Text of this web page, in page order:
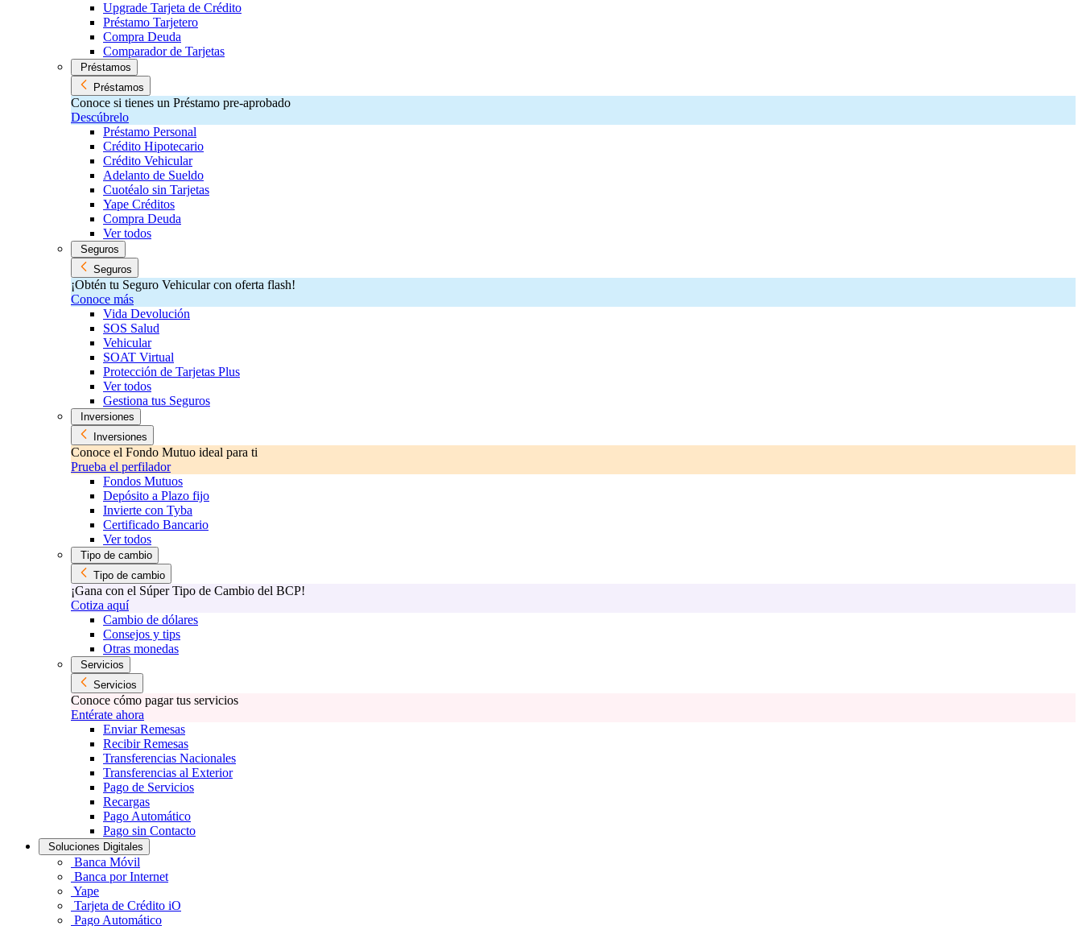
Upgrade Tarjeta de Crédito
Préstamo Tarjetero
Compra Deuda
Comparador de Tarjetas
Préstamos
Préstamos
Conoce si tienes un Préstamo pre-aprobado
Descúbrelo
Préstamo Personal
Crédito Hipotecario
Crédito Vehicular
Adelanto de Sueldo
Cuotéalo sin Tarjetas
Yape Créditos
Compra Deuda
Ver todos
Seguros
Seguros
¡Obtén tu Seguro Vehicular con oferta flash!
Conoce más
Vida Devolución
SOS Salud
Vehicular
SOAT Virtual
Protección de Tarjetas Plus
Ver todos
Gestiona tus Seguros
Inversiones
Inversiones
Conoce el Fondo Mutuo ideal para ti
Prueba el perfilador
Fondos Mutuos
Depósito a Plazo fijo
Invierte con Tyba
Certificado Bancario
Ver todos
Tipo de cambio
Tipo de cambio
¡Gana con el Súper Tipo de Cambio del BCP!
Cotiza aquí
Cambio de dólares
Consejos y tips
Otras monedas
Servicios
Servicios
Conoce cómo pagar tus servicios
Entérate ahora
Enviar Remesas
Recibir Remesas
Transferencias Nacionales
Transferencias al Exterior
Pago de Servicios
Recargas
Pago Automático
Pago sin Contacto
Soluciones Digitales
Banca Móvil
Banca por Internet
Yape
Tarjeta de Crédito iO
Pago Automático